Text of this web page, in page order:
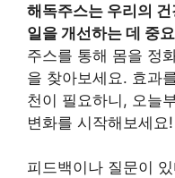
해독주스는 우리의
일을 개선하는 데 중
주스를 통해 몸을 정
을 찾아보세요. 효과
천이 필요하니, 오늘
변화를 시작해보세요!
피드백이나 질문이